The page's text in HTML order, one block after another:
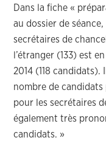
Dans la fiche «
au dossier de
secrétaires de
l’étranger (133) est
2014 (118
nombre de
pour les secrétaires
également très
candidats. »